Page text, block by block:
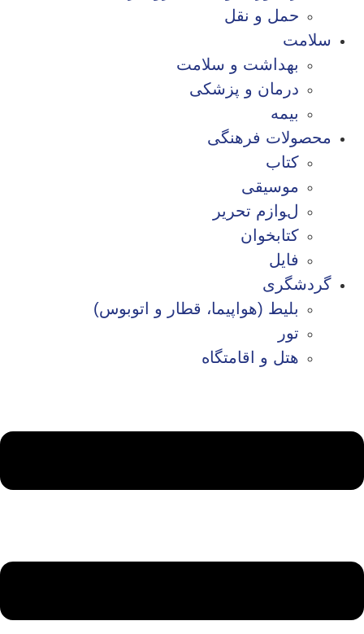
حمل و نقل
سلامت
بهداشت و سلامت
درمان و پزشکی
بیمه
محصولات فرهنگی
کتاب
موسیقی
لوازم تحریر
کتابخوان
فایل
گردشگری
بلیط (هواپیما، قطار و اتوبوس)
تور
هتل و اقامتگاه